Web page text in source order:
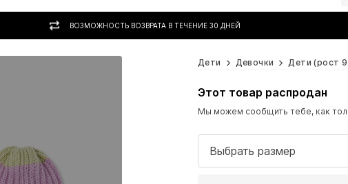
ВОЗМОЖНОСТЬ ВОЗВРАТА В ТЕЧЕНИЕ 30 ДНЕЙ
Дети Девочки Дети (рост
Этот товар распродан
Мы можем сообщить тебе, как
Выбрать размер